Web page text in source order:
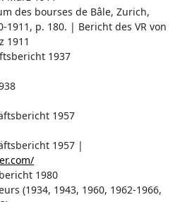
des bourses de Bâle, Zurich,
1911, p. 180. | Bericht des VR von
1911
1937
1957
1957 |
1980
(1934, 1943, 1960, 1962-1966,